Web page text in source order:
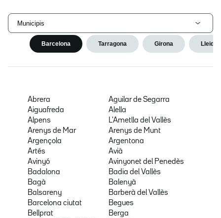
Municipis
Barcelona Tarragona Girona Lleida
Abrera
Aguilar de Segarra
Aiguafreda
Alella
Alpens
L'Ametlla del Vallès
Arenys de Mar
Arenys de Munt
Argençola
Argentona
Artés
Avià
Avinyó
Avinyonet del Penedès
Badalona
Badia del Vallès
Bagà
Balenyà
Balsareny
Barberà del Vallès
Barcelona ciutat
Begues
Bellprat
Berga